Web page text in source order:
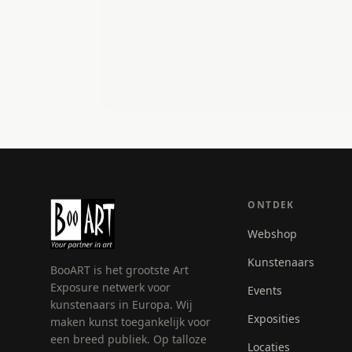
BooART is het grootste Art
Exposure netwerk voor
kunstenaars in Europa. Wij
maken kunst toegankelijk voor
een breed publiek. Op talloze
ONTDEK
Webshop
Kunstenaars
Events
Exposities
Locaties